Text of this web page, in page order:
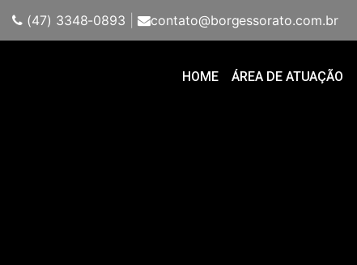
(47) 3348-0893 | contato@borgessorato.com.br
HOME ÁREA DE ATUAÇÃO